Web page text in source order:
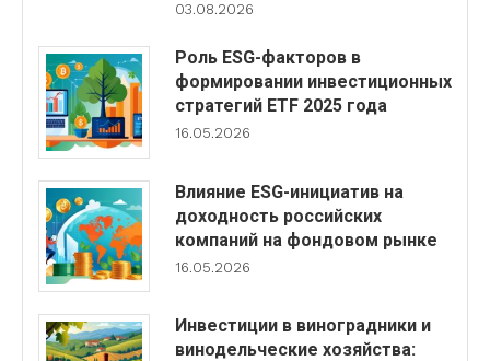
03.08.2026
Роль ESG-факторов в
формировании инвестиционных
стратегий ETF 2025 года
16.05.2026
Влияние ESG-инициатив на
доходность российских
компаний на фондовом рынке
16.05.2026
Инвестиции в виноградники и
винодельческие хозяйства: